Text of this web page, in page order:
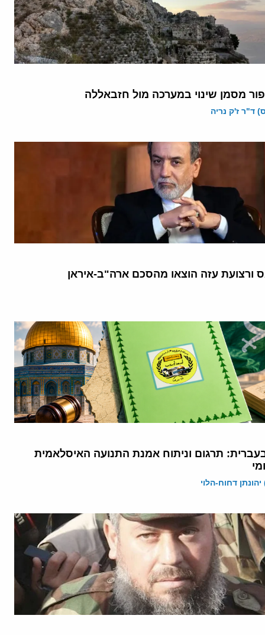
מסמן שינוי במערכה מול חזבאללה
ד"ר ז'ק נריה
ורצועת עזה הוצאו מהסכם ארה"ב-איראן
תרגום וניתוח אמנת התנועה האיסלאמית
דחוח-הלוי